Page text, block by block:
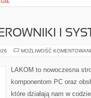
I
MOŻLIWOŚĆ
LAKOM to nowoczesna
komponentom PC oraz
które działają nam w